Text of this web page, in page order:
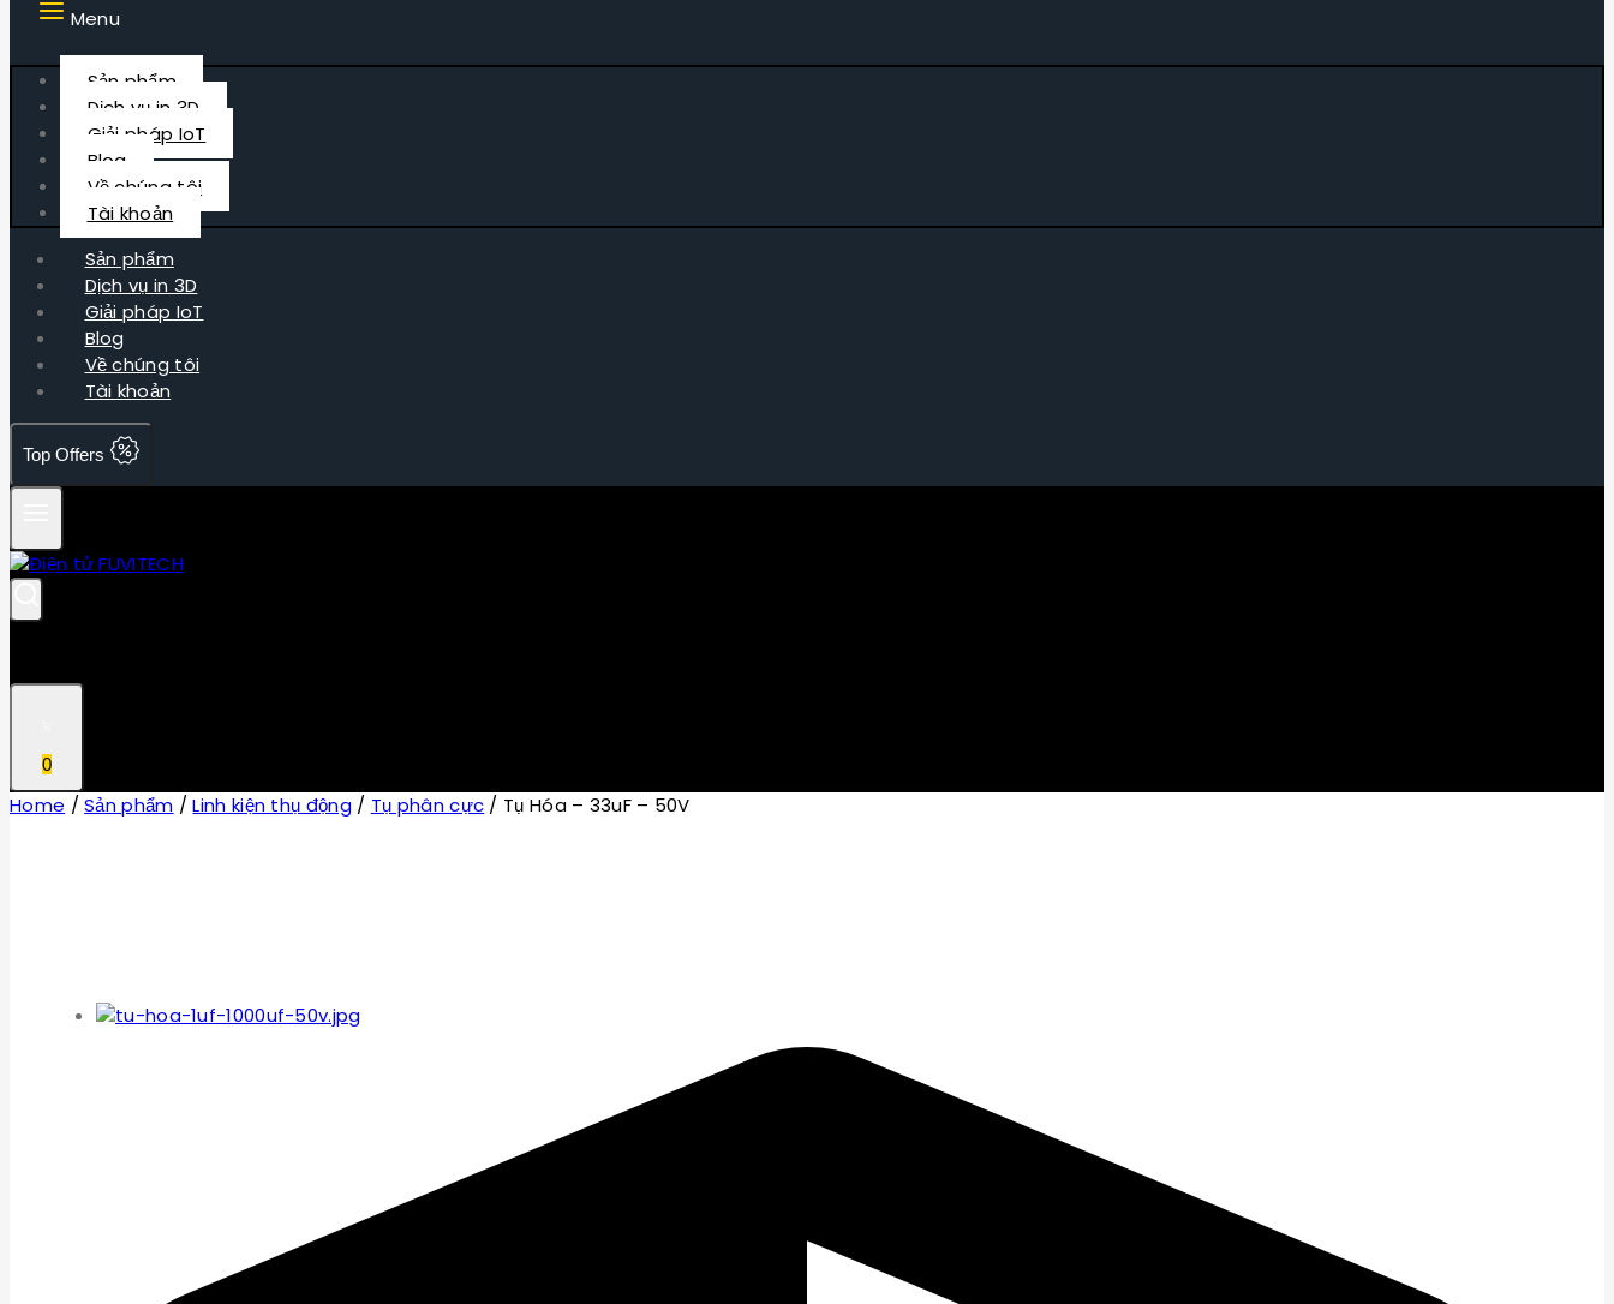
Menu
Sản phẩm
Dịch vụ in 3D
Giải pháp IoT
Blog
Về chúng tôi
Tài khoản
Sản phẩm
Dịch vụ in 3D
Giải pháp IoT
Blog
Về chúng tôi
Tài khoản
Top Offers
0
Home / Sản phẩm / Linh kiện thụ động / Tụ phân cực / Tụ Hóa – 33uF – 50V